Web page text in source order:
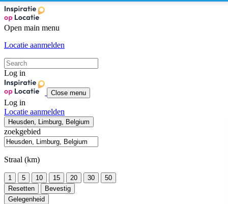
Open main menu
Locatie aanmelden
Log in
Close menu
Log in
Locatie aanmelden
Heusden, Limburg, Belgium
zoekgebied
Straal (km)
1 5 10 15 20 30
50
Resetten
Bevestig
Gelegenheid